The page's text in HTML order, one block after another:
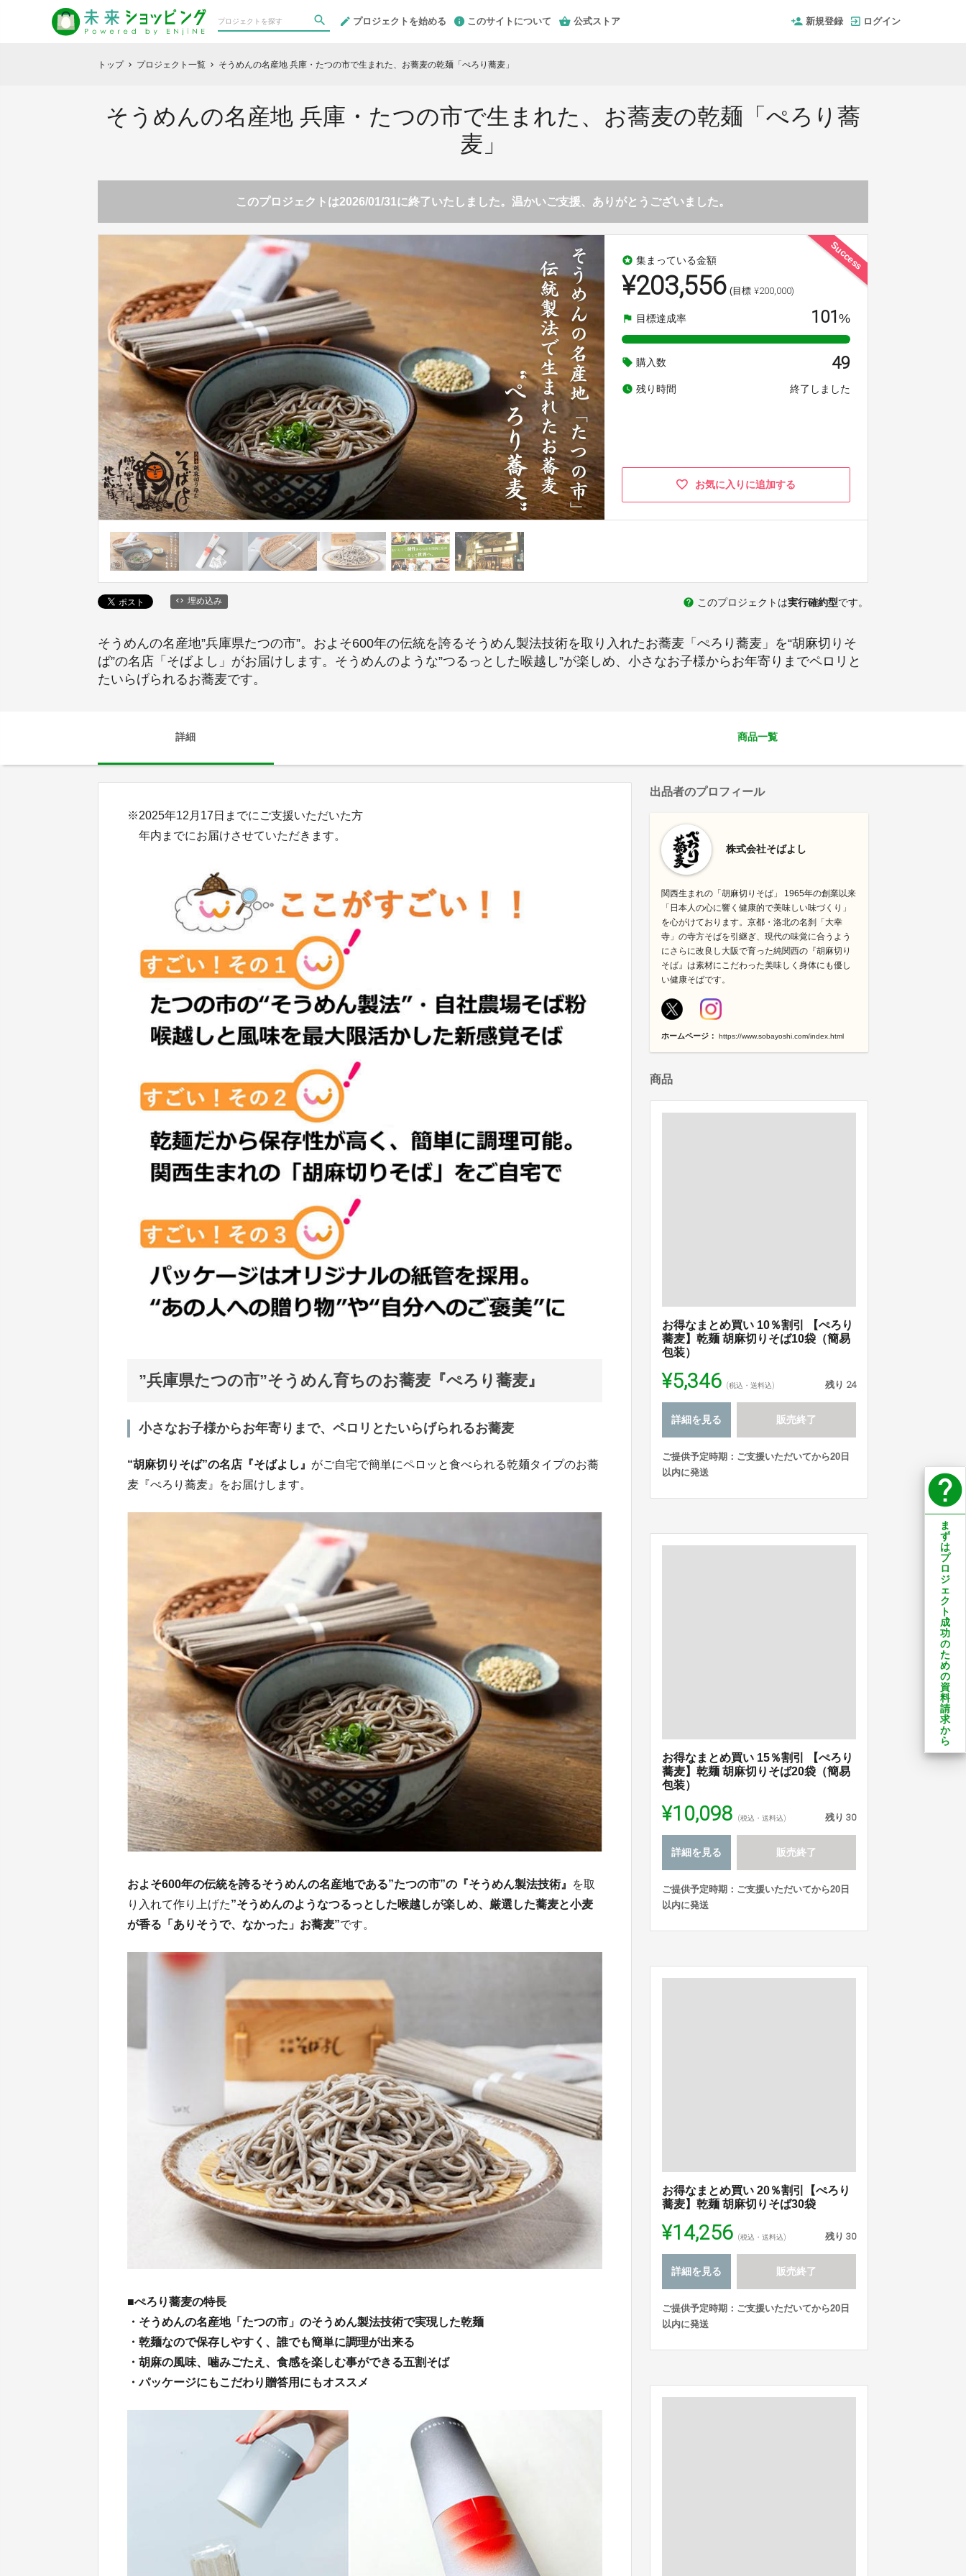
プロジェクトを始める このサイトについて 公式ストア 新規登録 ログイン
トップ chevron_right プロジェクト一覧 chevron_right そうめんの名産地 兵庫・たつの市で生まれた、お蕎麦の乾麺「ぺろり蕎麦」
そうめんの名産地 兵庫・たつの市で生まれた、お蕎麦の乾麺「ぺろり蕎
麦」
このプロジェクトは2026/01/31に終了いたしました。温かいご支援、ありがとうございました。
Success
stars 集まっている金額
¥203,556 (目標 ¥200,000)
flag 目標達成率 101%
local_offer 購入数 49
watch_later 残り時間 終了しました
お気に入りに追加する
埋め込み help このプロジェクトは実行確約型です。
そうめんの名産地”兵庫県たつの市”。およそ600年の伝統を誇るそうめん製法技術を取り入れたお蕎麦「ぺろり蕎麦」を“胡麻切りそ
ば”の名店「そばよし」がお届けします。そうめんのような”つるっとした喉越し”が楽しめ、小さなお子様からお年寄りまでペロリと
たいらげられるお蕎麦です。
詳細 商品一覧
※2025年12月17日までにご支援いただいた方
年内までにお届けさせていただきます。
”兵庫県たつの市”そうめん育ちのお蕎麦『ぺろり蕎麦』
小さなお子様からお年寄りまで、ペロリとたいらげられるお蕎麦
“胡麻切りそば”の名店『そばよし』 がご自宅で簡単にペロッと食べられる乾麺タイプのお蕎
麦『ぺろり蕎麦』をお届けします。
およそ600年の伝統を誇るそうめんの名産地である”たつの市”の『そうめん製法技術』
を取
り入れて作り上げた”そうめんのようなつるっとした喉越しが楽しめ、厳選した蕎麦と小麦
が香る「ありそうで、なかった」お蕎麦”です。
■ぺろり蕎麦の特長
・そうめんの名産地「たつの市」のそうめん製法技術で実現した乾麺
・乾麺なので保存しやすく、誰でも簡単に調理が出来る
・胡麻の風味、噛みごたえ、食感を楽しむ事ができる五割そば
・パッケージにもこだわり贈答用にもオススメ
出品者のプロフィール
株式会社そばよし
関西生まれの「胡麻切りそば」 1965年の創業以来
「日本人の心に響く健康的で美味しい味づくり」
を心がけております。京都・洛北の名刹「大幸
寺」の寺方そばを引継ぎ、現代の味覚に合うよう
にさらに改良し大阪で育った純関西の『胡麻切り
そば』は素材にこだわった美味しく身体にも優し
い健康そばです。
ホームページ： https://www.sobayoshi.com/index.html
商品
お得なまとめ買い 10％割引 【ぺろり
蕎麦】乾麺 胡麻切りそば10袋（簡易
包装）
¥5,346 (税込・送料込) 残り 24
詳細を見る 販売終了
ご提供予定時期：ご支援いただいてから20日
以内に発送
お得なまとめ買い 15％割引 【ぺろり
蕎麦】乾麺 胡麻切りそば20袋（簡易
包装）
¥10,098 (税込・送料込) 残り 30
詳細を見る 販売終了
ご提供予定時期：ご支援いただいてから20日
以内に発送
お得なまとめ買い 20％割引【ぺろり
蕎麦】乾麺 胡麻切りそば30袋
¥14,256 (税込・送料込) 残り 30
詳細を見る 販売終了
ご提供予定時期：ご支援いただいてから20日
以内に発送
help
ま
ず
は
プ
ロ
ジ
ェ
ク
ト
成
功
の
た
め
の
資
料
請
求
か
ら